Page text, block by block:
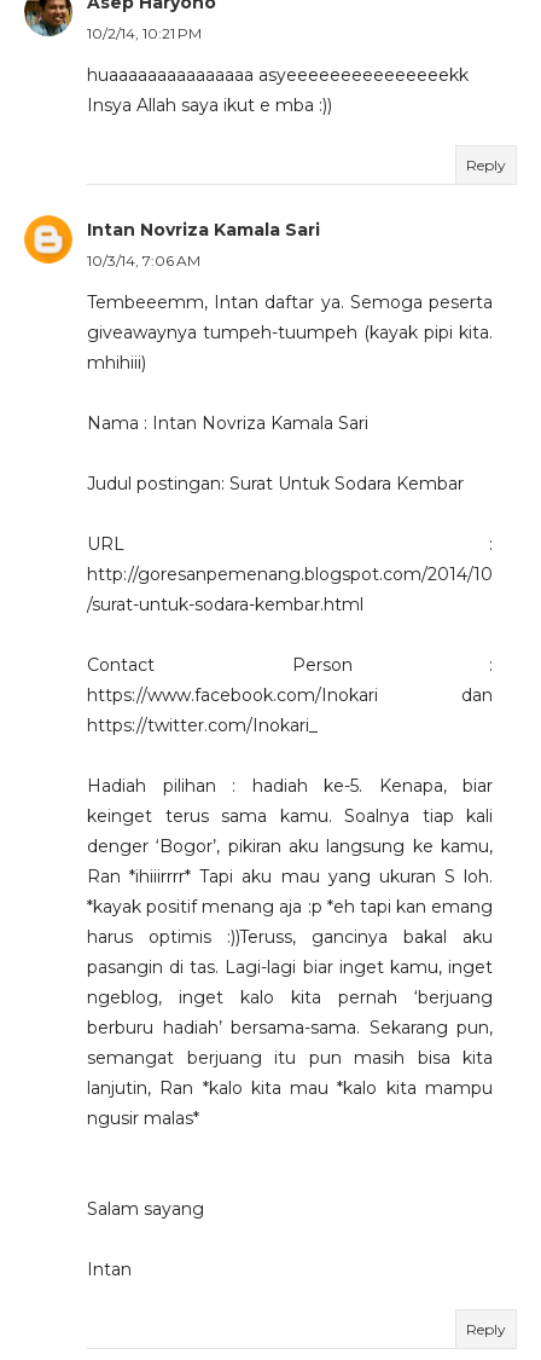
10/2/14, 10:21 PM
huaaaaaaaaaaaaaaa asyeeeeeeeeeeeeeeekk
Insya Allah saya ikut e mba :))
Reply
Intan Novriza Kamala Sari
10/3/14, 7:06 AM
Tembeeemm, Intan daftar ya. Semoga peserta
giveawaynya tumpeh-tuumpeh (kayak pipi kita.
mhihiii)
Nama : Intan Novriza Kamala Sari
Judul postingan: Surat Untuk Sodara Kembar
URL :
http://goresanpemenang.blogspot.com/2014/10
/surat-untuk-sodara-kembar.html
Contact Person :
https://www.facebook.com/Inokari dan
https://twitter.com/Inokari_
Hadiah pilihan : hadiah ke-5. Kenapa, biar
keinget terus sama kamu. Soalnya tiap kali
denger ‘Bogor’, pikiran aku langsung ke kamu,
Ran *ihiiirrrr* Tapi aku mau yang ukuran S loh.
*kayak positif menang aja :p *eh tapi kan emang
harus optimis :))Teruss, gancinya bakal aku
pasangin di tas. Lagi-lagi biar inget kamu, inget
ngeblog, inget kalo kita pernah ‘berjuang
berburu hadiah’ bersama-sama. Sekarang pun,
semangat berjuang itu pun masih bisa kita
lanjutin, Ran *kalo kita mau *kalo kita mampu
ngusir malas*
Salam sayang
Intan
Reply